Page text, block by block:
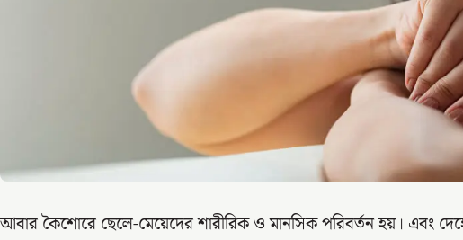
আবার কৈশোরে ছেলে-মেয়েদের শারীরিক ও মানসিক পরিবর্তন হয়। এবং